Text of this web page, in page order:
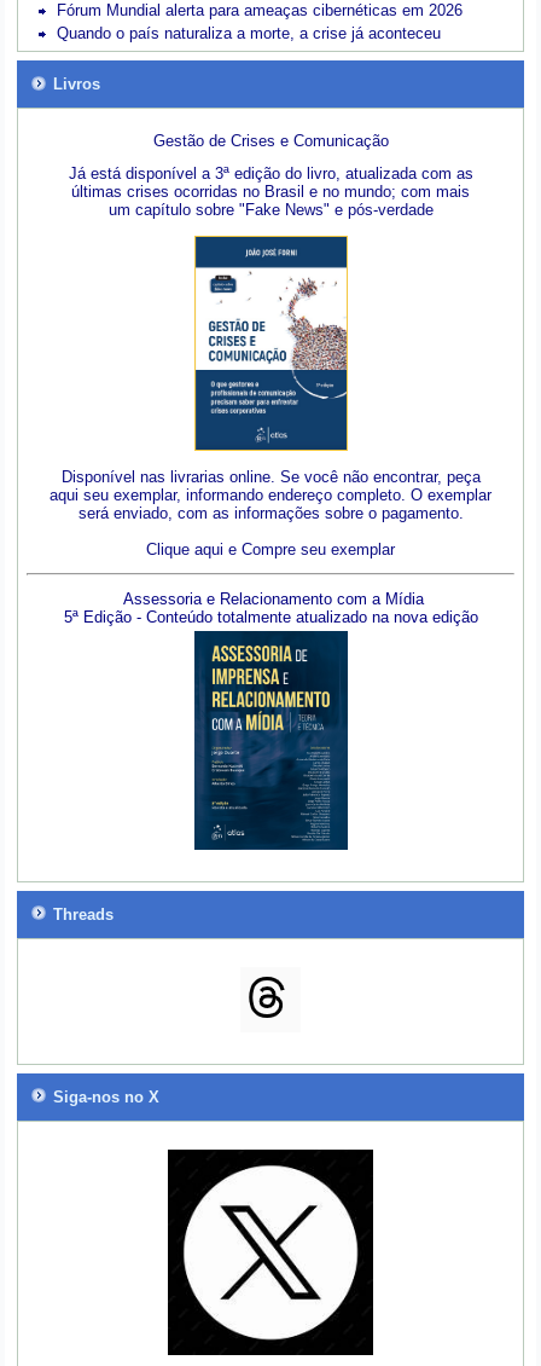
Fórum Mundial alerta para ameaças cibernéticas em 2026
Quando o país naturaliza a morte, a crise já aconteceu
Livros
Gestão de Crises e Comunicação
Já está disponível a 3ª edição do livro, atualizada com as
últimas crises ocorridas no Brasil e no mundo; com mais
um capítulo sobre "Fake News" e pós-verdade
Disponível nas livrarias online. Se você não encontrar, peça
aqui seu exemplar, informando endereço completo. O exemplar
será enviado, com as informações sobre o pagamento.
Clique aqui e Compre seu exemplar
Assessoria e Relacionamento com a Mídia
5ª Edição - Conteúdo totalmente atualizado na nova edição
Threads
Siga-nos no X